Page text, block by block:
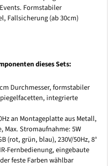
Formstabiler
Fallsicherung (ab 30cm)
dieses Sets:
Durchmesser, formstabiler
integrierte
an Montageplatte aus Metall,
Max. Stromaufnahme: 5W
(rot, grün, blau), 230V/50Hz, 8°
Fernbedienung, eingebaute
feste Farben wählbar